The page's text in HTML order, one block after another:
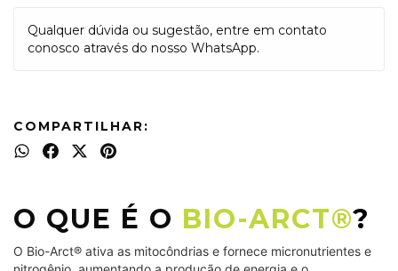
Qualquer dúvida ou sugestão, entre em contato
conosco através do nosso WhatsApp.
COMPARTILHAR:
O QUE É O BIO-ARCT®?
O Bio-Arct® ativa as mitocôndrias e fornece micronutrientes e